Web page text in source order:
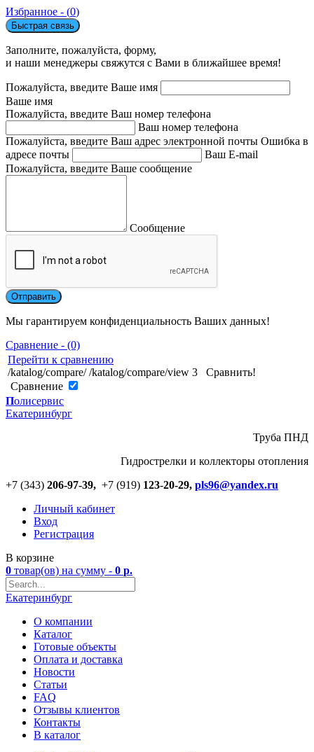
Избранное - (0)
Быстрая связь
Заполните, пожалуйста, форму,
и наши менеджеры свяжутся с Вами в ближайшее время!
Пожалуйста, введите Ваше имя
Ваше имя
Пожалуйста, введите Ваш номер телефона
Ваш номер телефона
Пожалуйста, введите Ваш адрес электронной почты Ошибка в
адресе почты
Ваш E-mail
Пожалуйста, введите Ваше сообщение
Сообщение
Мы гарантируем конфиденциальность Ваших данных!
Сравнение - (0)
Перейти к сравнению
/katalog/compare/ /katalog/compare/view 3
Сравнить!
Cравнение
Полисервис
Екатеринбург
Труба ПНД
Гидрострелки и коллекторы отопления
+7 (343) 206-97-39, +7 (919) 123-20-29, pls96@yandex.ru
Личный кабинет
Вход
Регистрация
В корзине
0 товар(ов) на сумму - 0 р.
Екатеринбург
О компании
Каталог
Готовые объекты
Оплата и доставка
Новости
Статьи
FAQ
Отзывы клиентов
Контакты
В каталог